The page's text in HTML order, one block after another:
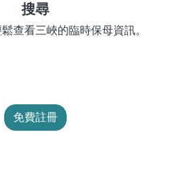
搜尋
查看三峽的臨時保母資訊。
免費註冊